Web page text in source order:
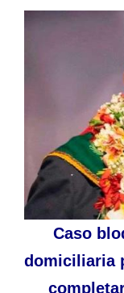
Caso
domiciliaria